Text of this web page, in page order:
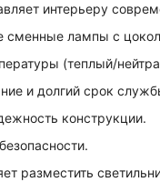
интерьеру
сменные лампы с
(теплый/
и долгий срок
конструкции.
разместить